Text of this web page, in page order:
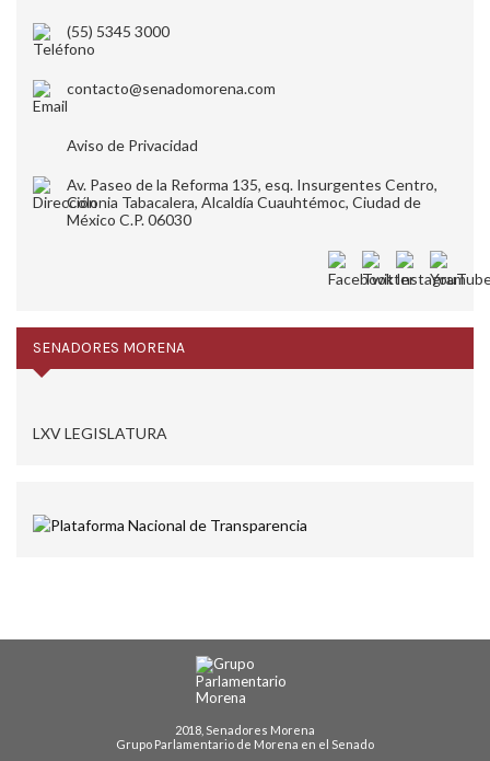
(55) 5345 3000
contacto@senadomorena.com
Aviso de Privacidad
Av. Paseo de la Reforma 135, esq. Insurgentes Centro,
Colonia Tabacalera, Alcaldía Cuauhtémoc, Ciudad de
México C.P. 06030
SENADORES MORENA
LXV LEGISLATURA
2018, Senadores Morena
Grupo Parlamentario de Morena en el Senado